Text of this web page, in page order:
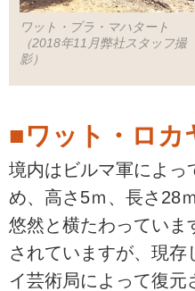
ワット・プラ・マハタート
（2018年11月弊社スタッフ撮
影）
■ワット・ロカ
境内はビルマ軍によっ
め、高さ5ｍ、長さ28
悠然と横たわっていま
されていますが、現存
イ芸術局によって復元